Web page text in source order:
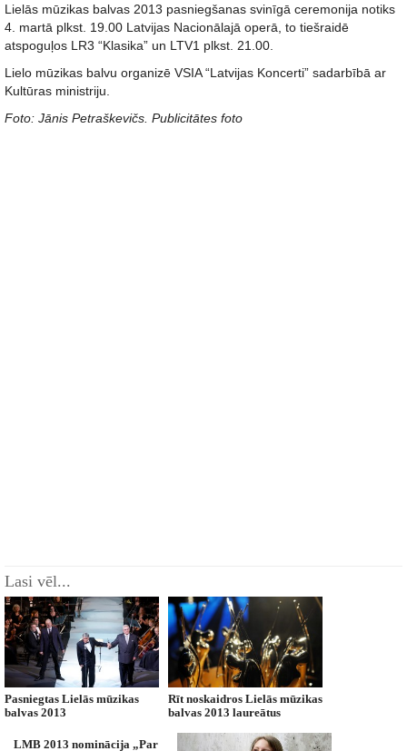
Lielās mūzikas balvas 2013 pasniegšanas svinīgā ceremonija notiks
4. martā plkst. 19.00 Latvijas Nacionālajā operā, to tiešraidē
atspoguļos LR3 “Klasika” un LTV1 plkst. 21.00.
Lielo mūzikas balvu organizē VSIA “Latvijas Koncerti” sadarbībā ar
Kultūras ministriju.
Foto: Jānis Petraškevičs. Publicitātes foto
Lasi vēl...
Pasniegtas Lielās mūzikas
balvas 2013
Rīt noskaidros Lielās mūzikas
balvas 2013 laureātus
LMB 2013 nominācija „Par